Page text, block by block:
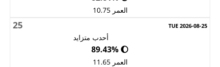
العمر 10.75
25
أحدب متزايد
🌔 89.43%
العمر 11.65